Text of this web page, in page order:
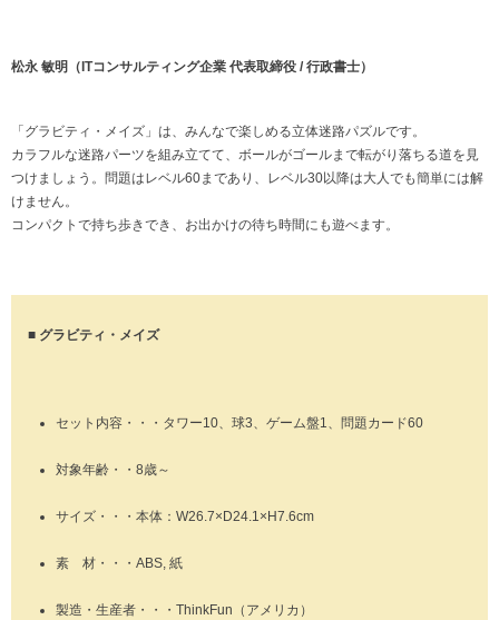
松永 敏明（ITコンサルティング企業 代表取締役 / 行政書士）
「グラビティ・メイズ」は、みんなで楽しめる立体迷路パズルです。
カラフルな迷路パーツを組み立てて、ボールがゴールまで転がり落ちる道を見
つけましょう。問題はレベル60まであり、レベル30以降は大人でも簡単には解
けません。
コンパクトで持ち歩きでき、お出かけの待ち時間にも遊べます。
■ グラビティ・メイズ
セット内容・・・タワー10、球3、ゲーム盤1、問題カード60
対象年齢・・8歳～
サイズ・・・本体：W26.7×D24.1×H7.6cm
素 材・・・ABS, 紙
製造・生産者・・・ThinkFun（アメリカ）